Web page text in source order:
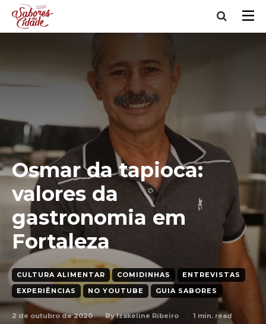
Osmar da tapioca:
valores da
gastronomia em
Fortaleza
CULTURA ALIMENTAR COMIDINHAS
ENTREVISTAS
EXPERIÊNCIAS
NO YOUTUBE GUIA SABORES
2 de outubro de 2020 By Izakeline Ribeiro 1 min. read